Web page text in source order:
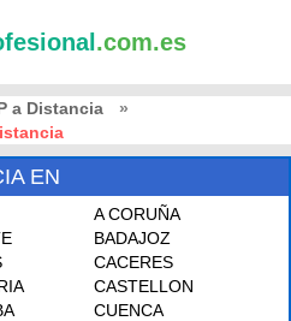
.com.es
a Distancia
»
EN
A CORUÑA
BADAJOZ
CACERES
CASTELLON
CUENCA